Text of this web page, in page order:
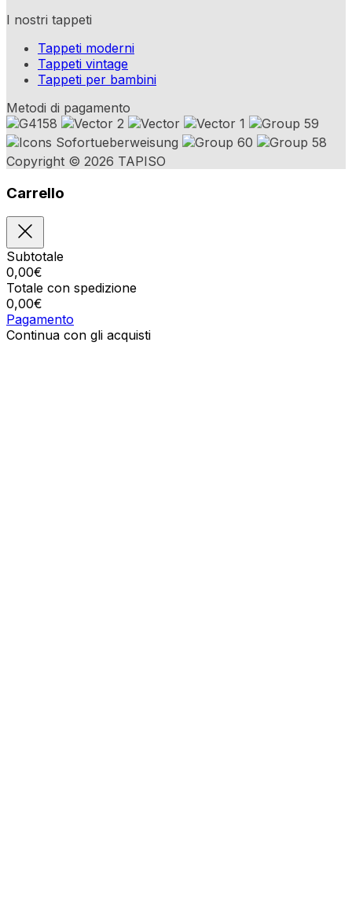
I nostri tappeti
Tappeti moderni
Tappeti vintage
Tappeti per bambini
Metodi di pagamento
Copyright © 2026 TAPISO
Carrello
Subtotale
0,00€
Totale con spedizione
0,00€
Pagamento
Continua con gli acquisti